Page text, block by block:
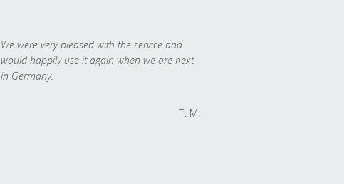
We were very pleased with the service and
would happily use it again when we are next
in Germany.
T. M.